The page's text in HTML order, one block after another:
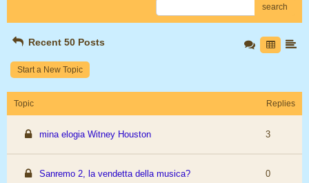
search
Recent 50 Posts
Start a New Topic
Topic Replies
mina elogia Witney Houston 3
Sanremo 2, la vendetta della musica? 0